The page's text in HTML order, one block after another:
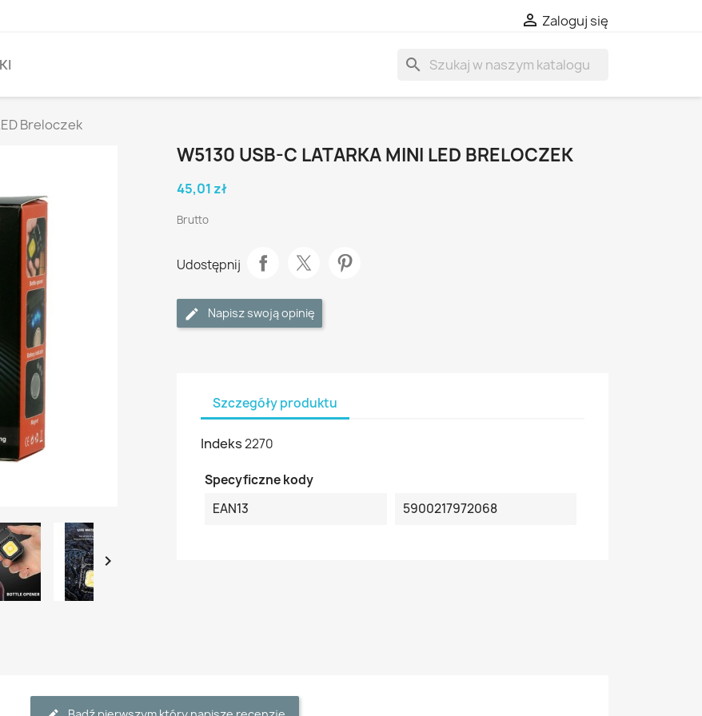
 Zaloguj się
search
Breloczek

W5130 USB-C LATARKA MINI LED BRELOCZEK
45,01 zł
Brutto
Udostępnij
Napisz swoją opinię
Szczegóły produktu
Indeks2270
Specyficzne kody
EAN13
5900217972068